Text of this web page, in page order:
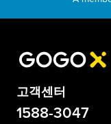
고객센터
1588-3047